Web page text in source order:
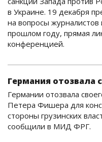
в Украине. 19 декабря
на вопросы журналистов
прошлом году, прямая
конференцией.
Германия отозвала
Германии отозвала
Петера Фишера для
стороны грузинских
сообщили в МИД ФРГ.